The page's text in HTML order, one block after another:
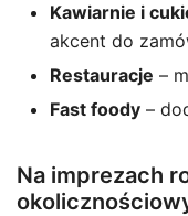
Kawiarnie i
akcent do
Restauracje –
Fast foody –
Na imprezach